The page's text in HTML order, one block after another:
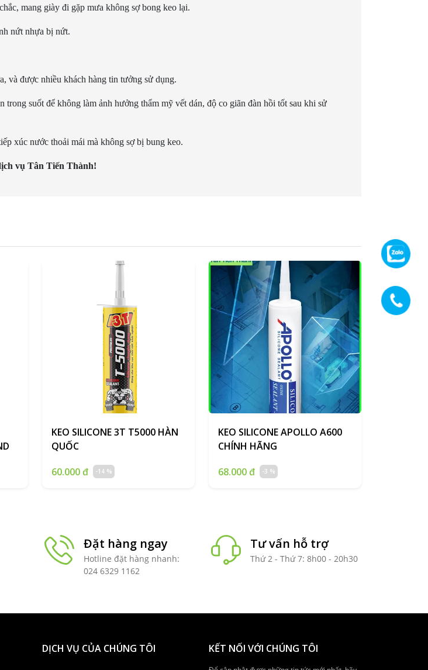
mang giày đi gặp mưa không sợ bong keo lại.
nứt nhựa bị nứt.
và được nhiều khách hàng tin tưởng sử dụng.
suốt để không làm ảnh hưởng thẩm mỹ vết dán, độ co giãn đàn hồi tốt sau khi sử
xúc nước thoải mái mà không sợ bị bung keo.
vụ Tân Tiến Thành!
KEO SILICONE 3T T5000 HÀN
QUỐC
60.000 đ
-14 %
KEO SILICONE APOLLO A600
CHÍNH HÃNG
68.000 đ
-3 %
Đặt hàng ngay
Hotline đặt hàng nhanh:
024 6329 1162
Tư vấn hỗ trợ
Thứ 2 - Thứ 7: 8h00 - 20h30
DỊCH VỤ CỦA CHÚNG TÔI KẾT NỐI VỚI CHÚNG TÔI